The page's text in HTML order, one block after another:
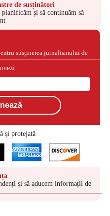
de susținători
și să continuăm să
susținerea jurnalismului de
și protejată
și să aducem informații de